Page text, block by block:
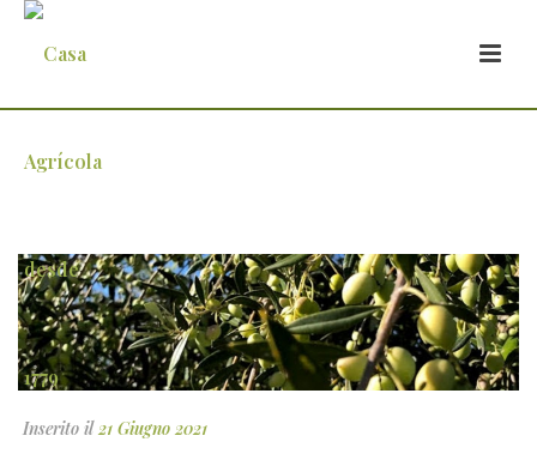
4
Inserito il 21 Giugno 2021